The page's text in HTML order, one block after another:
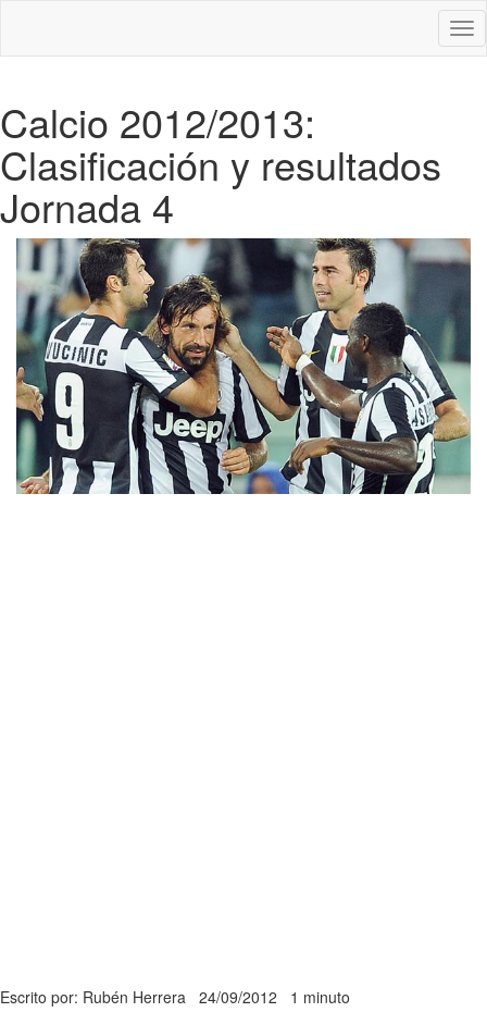
Calcio 2012/2013:
Clasificación y resultados
Jornada 4
Escrito por: Rubén Herrera 24/09/2012 1 minuto